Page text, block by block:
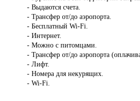
- Выдаются счета.
- Трансфер от/до аэропорта.
- Бесплатный Wi-Fi.
- Интернет.
- Можно с питомцами.
- Трансфер от/до аэропорта
- Лифт.
- Номера для некурящих.
- Wi-Fi.